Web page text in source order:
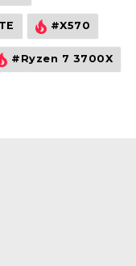
#X570
#Ryzen 7 3700X